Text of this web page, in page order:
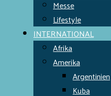
Messe
Lifestyle
INTERNATIONAL
Afrika
Amerika
Argentinien
Kuba